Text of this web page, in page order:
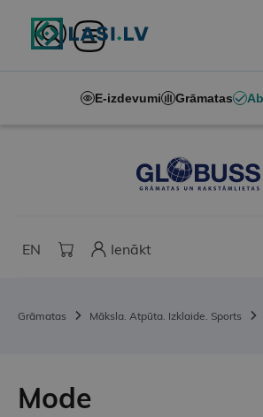
E-izdevumi Grāmatas
EN Ienākt
Grāmatas Māksla. Atpūta. Izklaide. Sports
Mode